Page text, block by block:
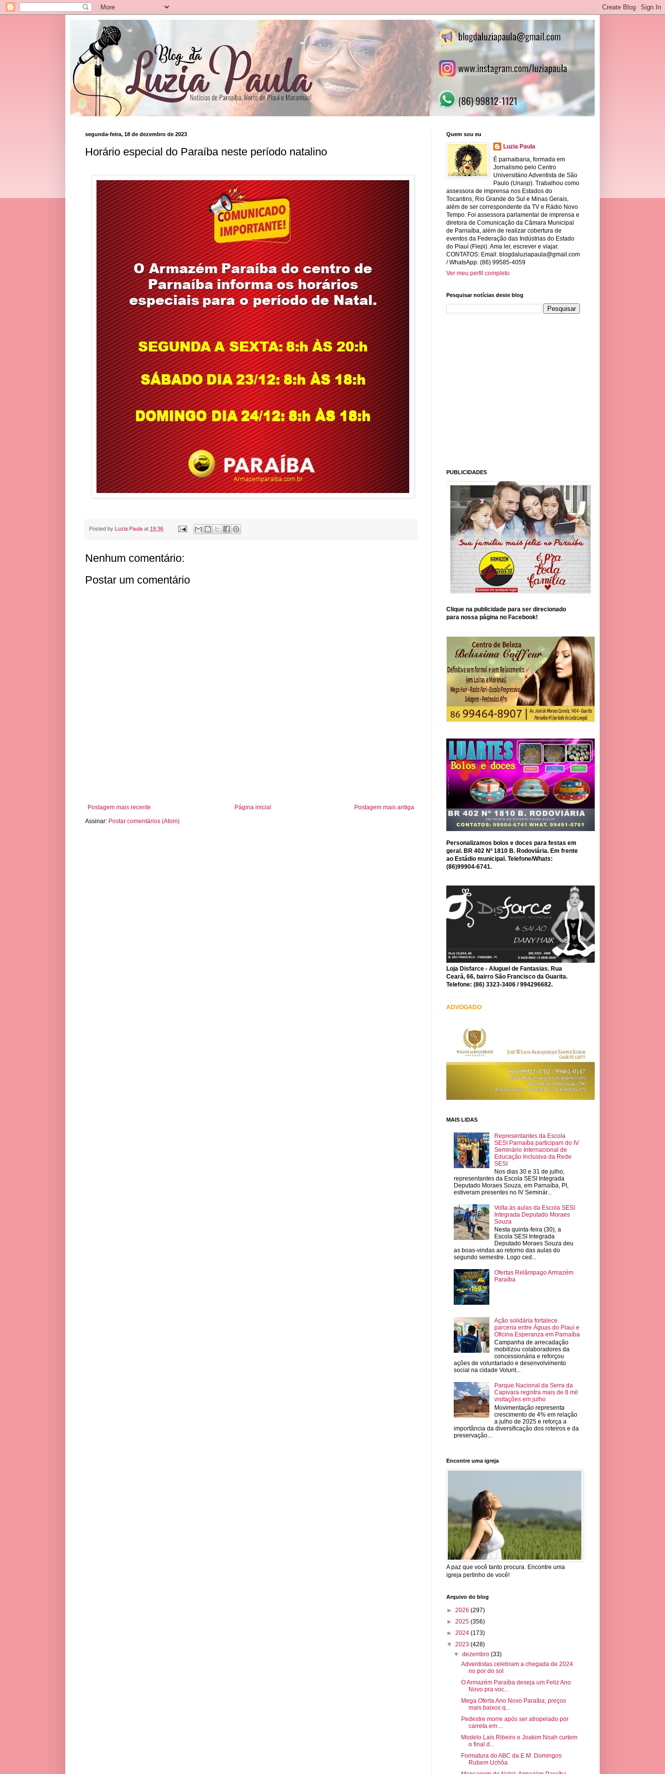
segunda-feira, 18 de dezembro de 2023
Horário especial do Paraíba neste período natalino
Posted by Luzia Paula at 19:36
Nenhum comentário:
Postar um comentário
Postagem mais recente Postagem mais antiga
Página inicial
Assinar: Postar comentários (Atom)
Quem sou eu
Luzia Paula
É parnaibana, formada em
Jornalismo pelo Centro
Universitário Adventista de São
Paulo (Unasp). Trabalhou como
assessora de imprensa nos Estados do
Tocantins, Rio Grande do Sul e Minas Gerais,
além de ser correspondente da TV e Rádio Novo
Tempo. Foi assessora parlamentar de imprensa e
diretora de Comunicação da Câmara Municipal
de Parnaíba, além de realizar cobertura de
eventos da Federação das Indústrias do Estado
do Piauí (Fiepi). Ama ler, escrever e viajar.
CONTATOS: Email: blogdaluziapaula@gmail.com
/ WhatsApp: (86) 99585-4059
Ver meu perfil completo
Pesquisar notícias deste blog
PUBLICIDADES
Clique na publicidade para ser direcionado
para nossa página no Facebook!
Personalizamos bolos e doces para festas em
geral. BR 402 Nº 1810 B. Rodoviária. Em frente
ao Estádio municipal. Telefone/Whats:
(86)99904-6741.
Loja Disfarce - Aluguel de Fantasias. Rua
Ceará, 66, bairro São Francisco da Guarita.
Telefone: (86) 3323-3406 / 994296682.
ADVOGADO
MAIS LIDAS
Representantes da Escola
SESI Parnaíba participam do IV
Seminário Internacional de
Educação Inclusiva da Rede
SESI
Nos dias 30 e 31 de julho,
representantes da Escola SESI Integrada
Deputado Moraes Souza, em Parnaíba, PI,
estiveram presentes no IV Seminár...
Volta às aulas da Escola SESI
Integrada Deputado Moraes
Souza
Nesta quinta-feira (30), a
Escola SESI Integrada
Deputado Moraes Souza deu
as boas-vindas ao retorno das aulas do
segundo semestre. Logo ced...
Ofertas Relâmpago Armazém
Paraíba
Ação solidária fortalece
parceria entre Águas do Piauí e
Oficina Esperanza em Parnaíba
Campanha de arrecadação
mobilizou colaboradores da
concessionária e reforçou
ações de voluntariado e desenvolvimento
social na cidade Volunt...
Parque Nacional da Serra da
Capivara registra mais de 8 mil
visitações em julho
Movimentação representa
crescimento de 4% em relação
a julho de 2025 e reforça a
importância da diversificação dos roteiros e da
preservação...
Encontre uma igreja
A paz que você tanto procura. Encontre uma
igreja pertinho de você!
Arquivo do blog
► 2026 (297)
► 2025 (356)
► 2024 (173)
▼ 2023 (428)
▼dezembro(33)
Adventistas celebram a chegada de 2024
no por do sol
O Armazém Paraíba deseja um Feliz Ano
Novo pra voc...
Mega Oferta Ano Novo Paraíba; preços
mais baixos q...
Pedestre morre após ser atropelado por
carreta em ...
Modelo Laís Ribeiro e Joakim Noah curtem
o final d...
Formatura do ABC da E.M. Domingos
Rubem Uchôa